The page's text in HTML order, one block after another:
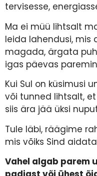
tervisesse,
Ma ei müü lihtsalt
leida lahendusi, mis
magada, ärgata
igas päevas
Kui Sul on küsimusi
või tunned lihtsalt,
siis ära jää üksi
Tule läbi, räägime
mis võiks Sind
Vahel algab parem